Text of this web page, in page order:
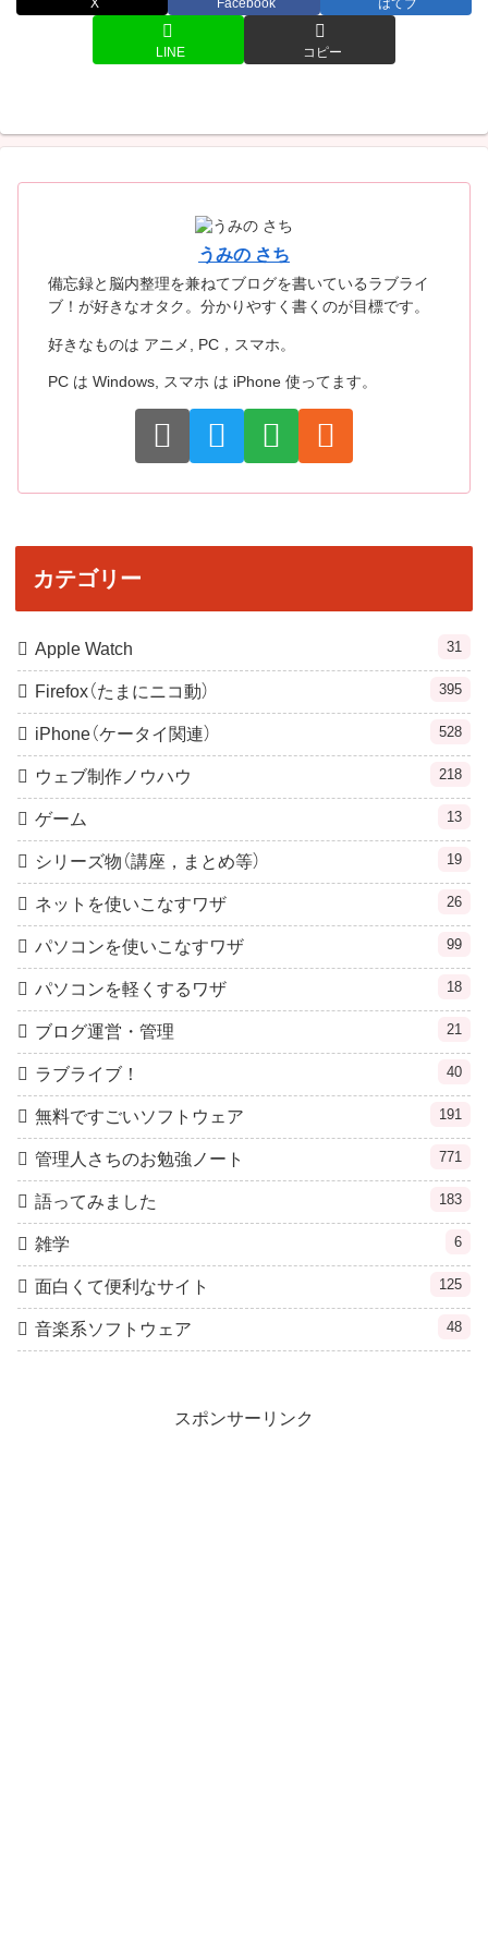
LINE コピー
うみの さち
備忘録と脳内整理を兼ねてブログを書いているラブライ
ブ！が好きなオタク。分かりやすく書くのが目標です。
好きなものは アニメ, PC，スマホ。
PC は Windows, スマホ は iPhone 使ってます。
カテゴリー
Apple Watch 31
Firefox（たまにニコ動） 395
iPhone（ケータイ関連） 528
ウェブ制作ノウハウ 218
ゲーム 13
シリーズ物（講座，まとめ等） 19
ネットを使いこなすワザ 26
パソコンを使いこなすワザ 99
パソコンを軽くするワザ 18
ブログ運営・管理 21
ラブライブ！ 40
無料ですごいソフトウェア 191
管理人さちのお勉強ノート 771
語ってみました 183
雑学 6
面白くて便利なサイト 125
音楽系ソフトウェア 48
スポンサーリンク